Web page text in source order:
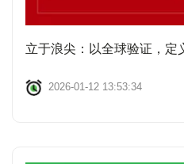
立于浪尖：以全球验证，定
2026-01-12 13:53:34